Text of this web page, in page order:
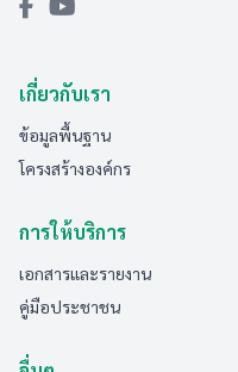
เกี่ยวกับเรา
ข้อมูลพื้นฐาน
โครงสร้างองค์กร
การให้บริการ
เอกสารและรายงาน
คู่มือประชาชน